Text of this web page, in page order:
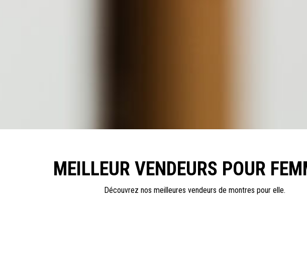
MEILLEUR VENDEURS POUR
Découvrez nos meilleures vendeurs de montres pour elle.